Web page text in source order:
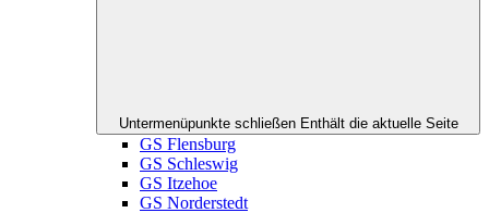
Untermenüpunkte schließen Enthält die aktuelle Seite
GS Flensburg
GS Schleswig
GS Itzehoe
GS Norderstedt